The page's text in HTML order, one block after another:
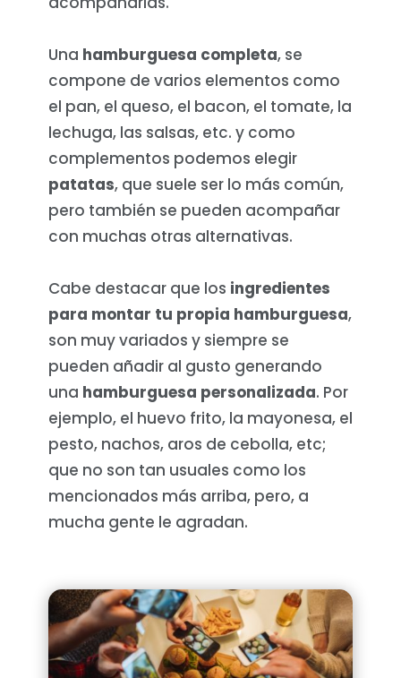
Una hamburguesa completa, se
compone de varios elementos como
el pan, el queso, el bacon, el tomate, la
lechuga, las salsas, etc. y como
complementos podemos elegir
patatas, que suele ser lo más común,
pero también se pueden acompañar
con muchas otras alternativas.
Cabe destacar que los ingredientes
para montar tu propia hamburguesa,
son muy variados y siempre se
pueden añadir al gusto generando
una hamburguesa personalizada. Por
ejemplo, el huevo frito, la mayonesa, el
pesto, nachos, aros de cebolla, etc;
que no son tan usuales como los
mencionados más arriba, pero, a
mucha gente le agradan.